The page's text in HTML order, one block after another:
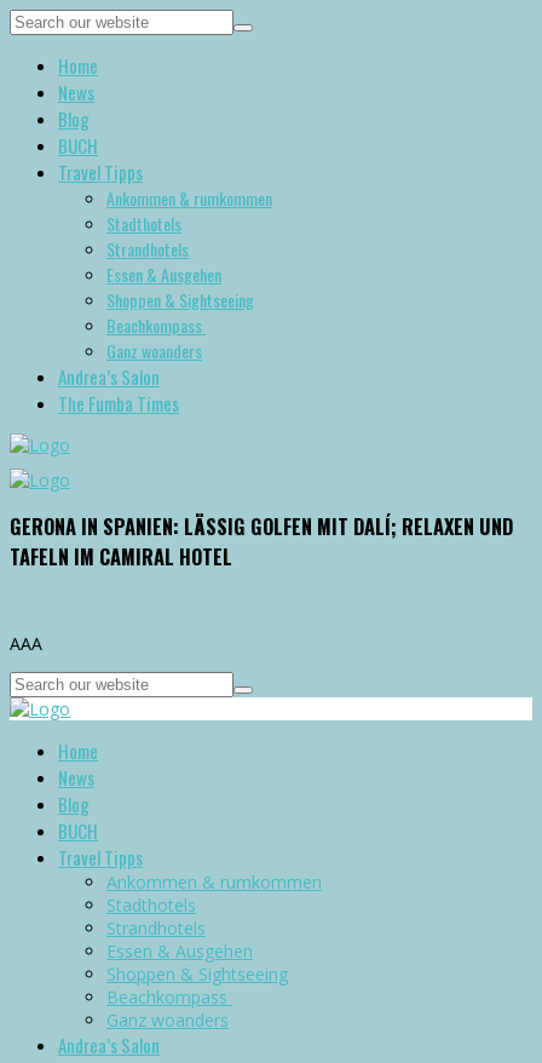
Home
News
Blog
BUCH
Travel Tipps
Ankommen & rumkommen
Stadthotels
Strandhotels
Essen & Ausgehen
Shoppen & Sightseeing
Beachkompass
Ganz woanders
Andrea’s Salon
The Fumba Times
GERONA IN SPANIEN: LÄSSIG GOLFEN MIT DALÍ; RELAXEN UND
TAFELN IM CAMIRAL HOTEL
AAA
Home
News
Blog
BUCH
Travel Tipps
Ankommen & rumkommen
Stadthotels
Strandhotels
Essen & Ausgehen
Shoppen & Sightseeing
Beachkompass
Ganz woanders
Andrea’s Salon